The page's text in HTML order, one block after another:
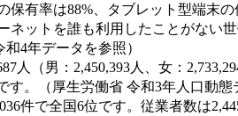
保有率は88%、タブレット型端末
ネットを誰も利用したことがない
4年データを参照）
人（男：2,450,393人、女：
す。（厚生労働省 令和3年人口動
件で全国6位です。従業者数は